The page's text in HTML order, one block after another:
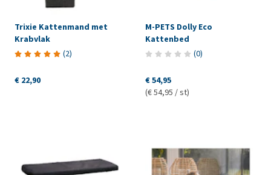
Trixie Kattenmand met
Krabvlak
(2)
€ 22,90
M-PETS Dolly Eco
Kattenbed
(0)
€ 54,95
(€ 54,95 / st)